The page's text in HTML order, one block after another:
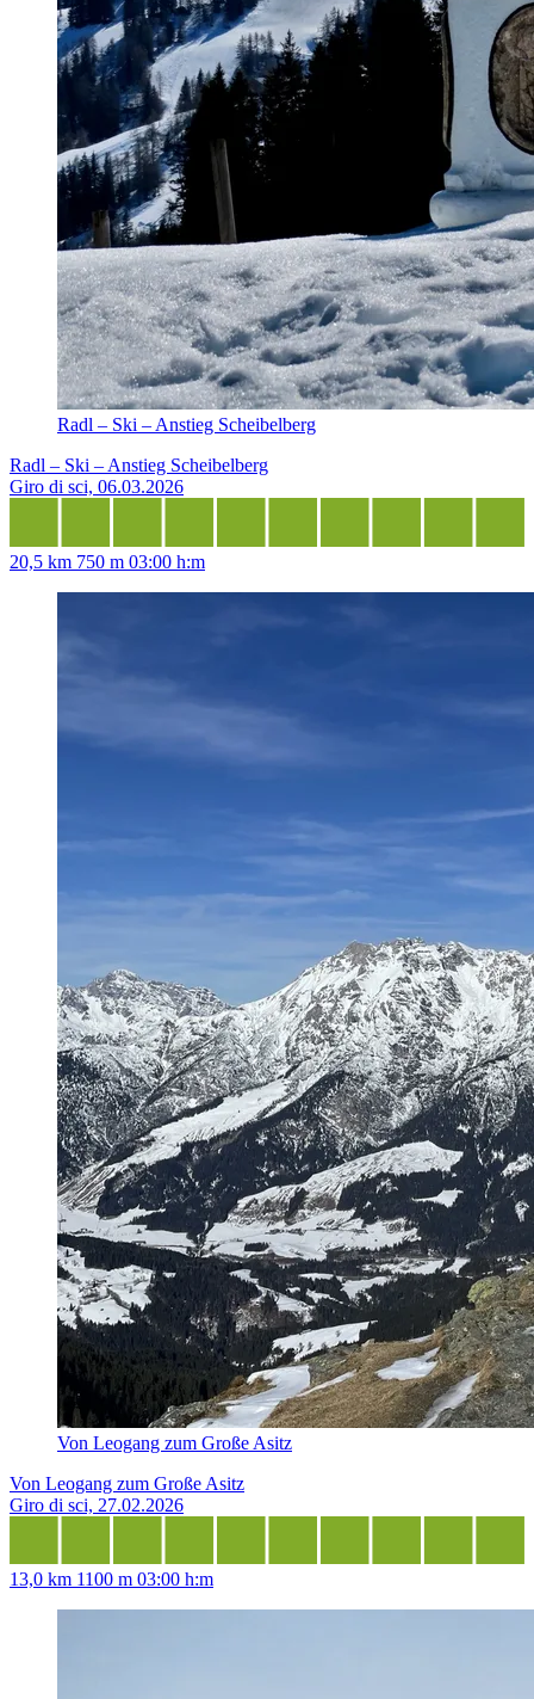
Radl – Ski – Anstieg Scheibelberg
Radl – Ski – Anstieg Scheibelberg
Giro di sci, 06.03.2026
20,5 km 750 m 03:00 h:m
Von Leogang zum Große Asitz
Von Leogang zum Große Asitz
Giro di sci, 27.02.2026
13,0 km 1100 m 03:00 h:m